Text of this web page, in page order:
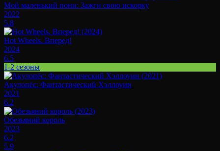
Мой маленький пони: Зажги свою искорку
2022
5.8
Hot Wheels. Вперед!
2024
6.5
1-2 сезоны
Акулопёс: Фантастический Хэллоуин
2021
6.2
Обезьяний король
2023
6.2
5.9